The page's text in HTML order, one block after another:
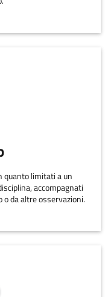
quanto limitati a un
accompagnati
da altre osservazioni.